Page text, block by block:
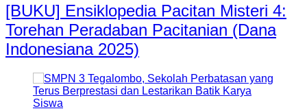
[BUKU] Ensiklopedia Pacitan Misteri 4:
Torehan Peradaban Pacitanian (Dana
Indonesiana 2025)